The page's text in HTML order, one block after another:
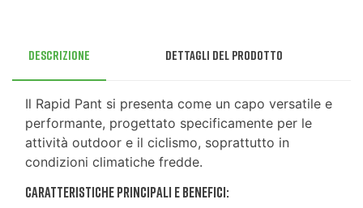
Descrizione Dettagli del prodotto
Il Rapid Pant si presenta come un capo versatile e
performante, progettato specificamente per le
attività outdoor e il ciclismo, soprattutto in
condizioni climatiche fredde.
Caratteristiche principali e benefici: